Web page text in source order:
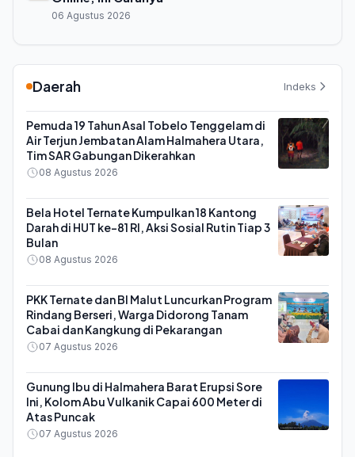
06 Agustus 2026
Daerah Indeks
Pemuda 19 Tahun Asal Tobelo Tenggelam di
Air Terjun Jembatan Alam Halmahera Utara,
Tim SAR Gabungan Dikerahkan
08 Agustus 2026
Bela Hotel Ternate Kumpulkan 18 Kantong
Darah di HUT ke-81 RI, Aksi Sosial Rutin Tiap 3
Bulan
08 Agustus 2026
PKK Ternate dan BI Malut Luncurkan Program
Rindang Berseri, Warga Didorong Tanam
Cabai dan Kangkung di Pekarangan
07 Agustus 2026
Gunung Ibu di Halmahera Barat Erupsi Sore
Ini, Kolom Abu Vulkanik Capai 600 Meter di
Atas Puncak
07 Agustus 2026